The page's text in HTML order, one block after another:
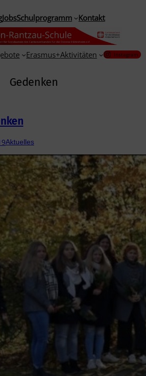
JobsSchulprogramm Kontakt
Erasmus+Aktivitäten Instagram
Gedenken
Aktuelles